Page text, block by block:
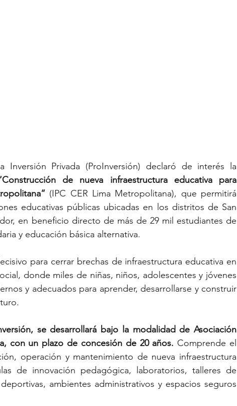
Privada (ProInversión) declaró de interés la
de nueva infraestructura educativa para
(IPC CER Lima Metropolitana), que permitirá
educativas públicas ubicadas en los distritos de San
en beneficio directo de más de 29 mil estudiantes de
y educación básica alternativa.
para cerrar brechas de infraestructura educativa en
donde miles de niñas, niños, adolescentes y jóvenes
y adecuados para aprender, desarrollarse y construir
se desarrollará bajo la modalidad de Asociación
con un plazo de concesión de 20 años. Comprende el
operación y mantenimiento de nueva infraestructura
de innovación pedagógica, laboratorios, talleres de
ambientes administrativos y espacios seguros